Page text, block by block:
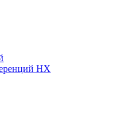
НХ